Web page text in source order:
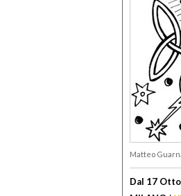
Matteo
Dal 17